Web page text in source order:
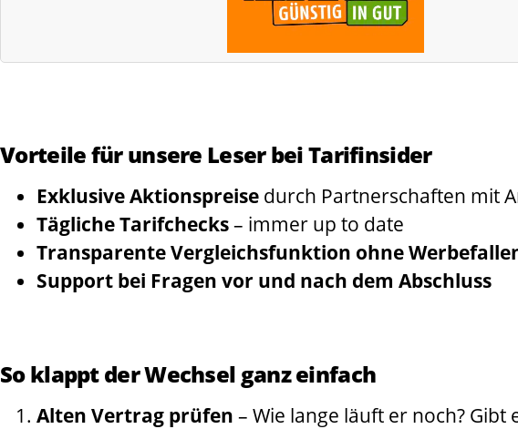
Vorteile für unsere Leser bei Tarifinsider
Exklusive Aktionspreise durch Partnerschaften mit
Tägliche Tarifchecks– immer up to date
Transparente Vergleichsfunktion ohne
Support bei Fragen vor und nach dem Abschluss
So klappt der Wechsel ganz einfach
Alten Vertrag prüfen – Wie lange läuft er noch? Gibt